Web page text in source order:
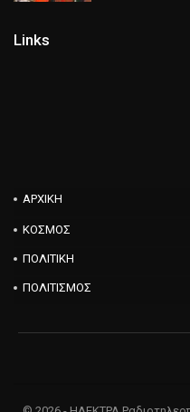
Links
ΑΡΧΙΚΗ
ΚΟΣΜΟΣ
ΠΟΛΙΤΙΚΗ
ΠΟΛΙΤΙΣΜΟΣ